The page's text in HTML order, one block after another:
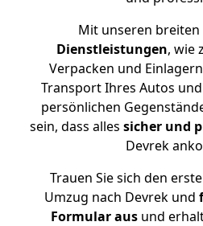
Mit unseren
Dienstleistungen, wie
Verpacken und
Transport Ihres Autos
persönlichen
sein, dass alles sicher und
Devrek
Trauen Sie sich den
Umzug nach Devrek und
Formular ausund